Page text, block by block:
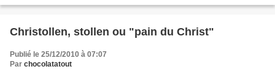
Christollen, stollen ou "pain du Christ"
Publié le 25/12/2010 à 07:07
Par chocolatatout